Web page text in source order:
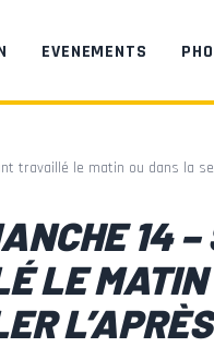
EVENEMENTS
travaillé le matin ou dans la
14
LE